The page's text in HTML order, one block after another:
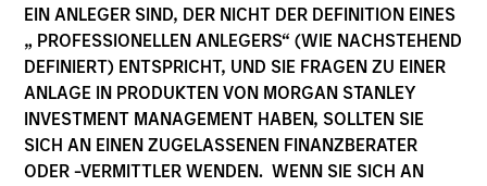
EIN ANLEGER SIND, DER NICHT DER DEFINITION EINES
„ PROFESSIONELLEN ANLEGERS“ (WIE NACHSTEHEND
DEFINIERT) ENTSPRICHT, UND SIE FRAGEN ZU EINER
ANLAGE IN PRODUKTEN VON MORGAN STANLEY
INVESTMENT MANAGEMENT HABEN, SOLLTEN SIE
SICH AN EINEN ZUGELASSENEN FINANZBERATER
ODER -VERMITTLER WENDEN. WENN SIE SICH AN